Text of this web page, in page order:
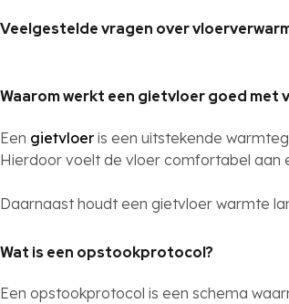
Veelgestelde vragen over
Waarom werkt een gietvloer goed met
Een gietvloer is een uitstekende
Hierdoor voelt de vloer comfortabel aan
Daarnaast houdt een gietvloer warmte
Wat is een opstookprotocol?
Een opstookprotocol is een schema